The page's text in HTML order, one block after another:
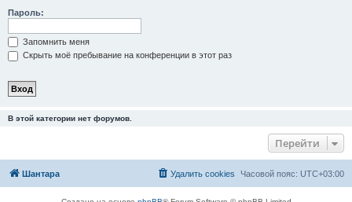
Пароль:
Запомнить меня
Скрыть моё пребывание на конференции в этот раз
В этой категории нет форумов.
Перейти
Шантара Часовой пояс: UTC+03:00
Удалить cookies